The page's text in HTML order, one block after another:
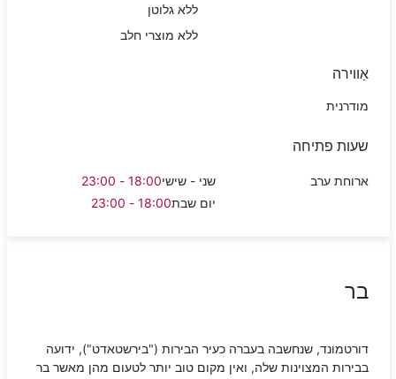
ללא גלוטן
ללא מוצרי חלב
אַווירה
מודרנית
שעות פתיחה
ארוחת ערב שני - שישי18:00 - 23:00
יום שבת18:00 - 23:00
בר
דורטמונד, שנחשבה בעברה כעיר הבירות ("בירשטאדט"), ידועה
בבירות המצוינות שלה, ואין מקום טוב יותר לטעום מהן מאשר בר